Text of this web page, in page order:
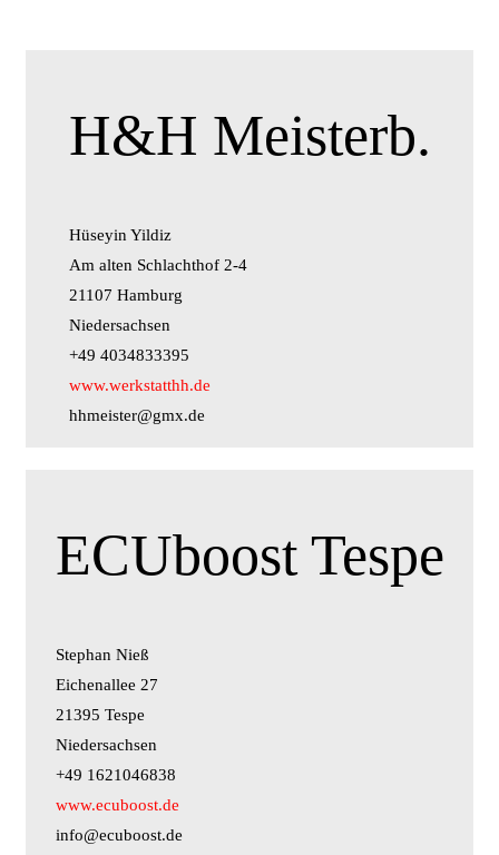
H&H Meisterb.
Hüseyin Yildiz
Am alten Schlachthof 2-4
21107 Hamburg
Niedersachsen
+49 4034833395
www.werkstatthh.de
hhmeister@gmx.de
ECUboost Tespe
Stephan Nieß
Eichenallee 27
21395 Tespe
Niedersachsen
+49 1621046838
www.ecuboost.de
info@ecuboost.de